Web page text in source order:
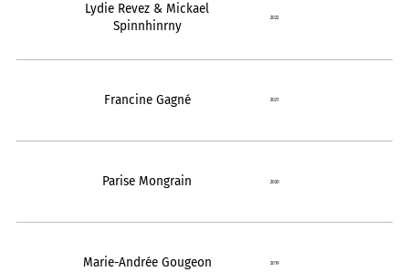
Lydie Revez & Mickael
Spinnhinrny
2022
Francine Gagné 2021
Parise Mongrain 2020
Marie-Andrée Gougeon 2019